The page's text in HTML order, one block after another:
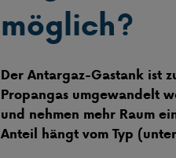
möglich?
Der Antargaz-Gastank ist
Propangas umgewandelt
und nehmen mehr Raum
Anteil hängt vom Typ